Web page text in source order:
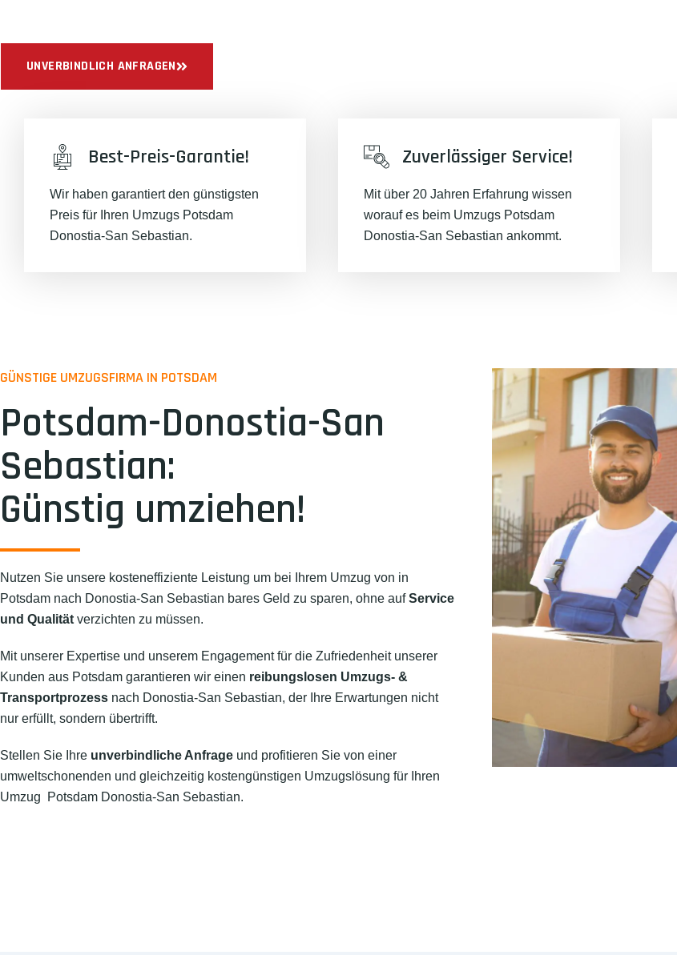
UNVERBINDLICH ANFRAGEN
Best-Preis-Garantie!
Wir haben garantiert den günstigsten
Preis für Ihren Umzugs Potsdam
Donostia-San Sebastian.
Zuverlässiger Service!
Mit über 20 Jahren Erfahrung wissen
worauf es beim Umzugs Potsdam
Donostia-San Sebastian ankommt.
GÜNSTIGE UMZUGSFIRMA IN POTSDAM
Potsdam-Donostia-San
Sebastian:
Günstig umziehen!
Nutzen Sie unsere kosteneffiziente Leistung um bei Ihrem Umzug von in
Potsdam nach Donostia-San Sebastian bares Geld zu sparen, ohne aufService
und Qualität verzichten zu müssen.
Mit unserer Expertise und unserem Engagement für die Zufriedenheit unserer
Kunden aus Potsdam garantieren wir einen reibungslosen Umzugs- &
Transportprozess nach Donostia-San Sebastian, der Ihre Erwartungen nicht
nur erfüllt, sondern übertrifft.
Stellen Sie Ihre unverbindliche Anfrage und profitieren Sie von einer
umweltschonenden und gleichzeitig kostengünstigen Umzugslösung für Ihren
Umzug Potsdam Donostia-San Sebastian.